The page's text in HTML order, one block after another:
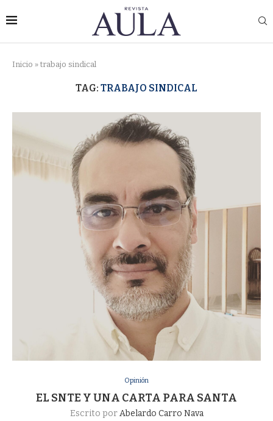
Inicio » trabajo sindical
TAG: TRABAJO SINDICAL
Opinión
EL SNTE Y UNA CARTA PARA SANTA
Escrito porAbelardo Carro Nava